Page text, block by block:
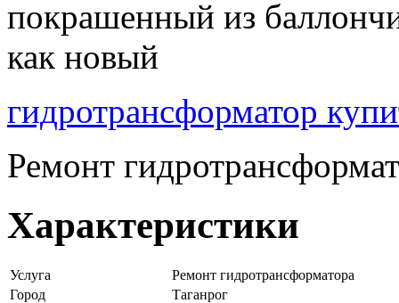
покрашенный из
как новый
гидротрансформатор
Ремонт
Характеристики
Услуга
Ремонт гидротрансформатора
Город
Таганрог